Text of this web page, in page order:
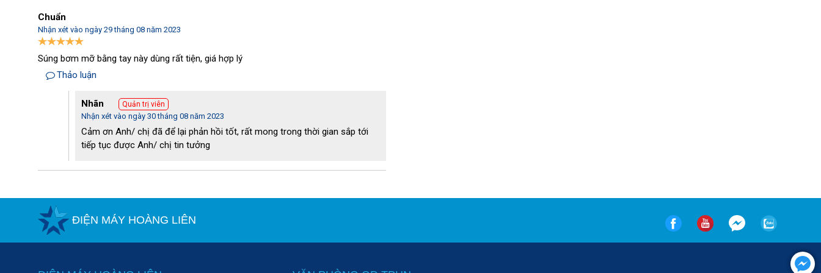
Cấu tạo súng bơm mỡ SKF TLGB 20
Chuẩn
Nhận xét vào ngày 29 tháng 08 năm 2023
Súng bơm mỡ bằng tay này dùng rất tiện, giá hợp lý
Thảo luận
Nhãn Quản trị viên
Nhận xét vào ngày 30 tháng 08 năm 2023
Cảm ơn Anh/ chị đã để lại phản hồi tốt, rất mong trong thời gian sắp tới
tiếp tục được Anh/ chị tin tưởng
ĐIỆN MÁY HOÀNG LIÊN